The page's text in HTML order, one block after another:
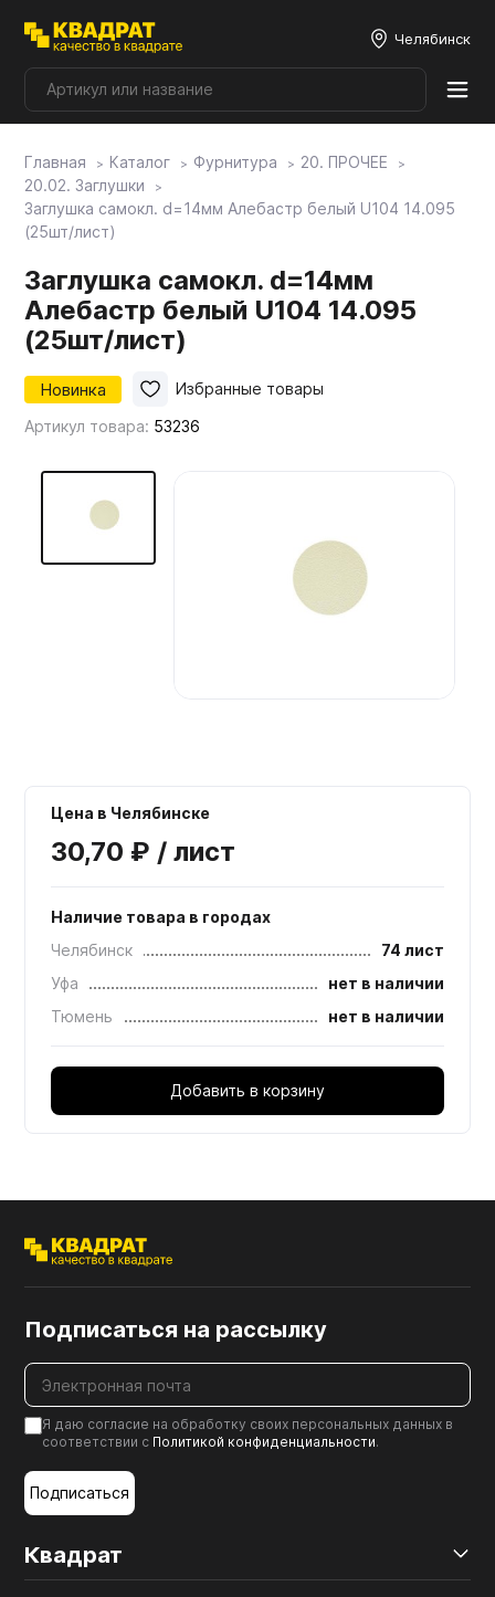
Челябинск
Плитные материалы
Фурнитура
Столешницы
Мой ЭГГЕР
Мебельные образцы, каталоги
Главная Каталог Фурнитура
20. ПРОЧЕЕ
20.02. Заглушки
Заглушка самокл. d=14мм Алебастр белый U104 14.095
(25шт/лист)
Заглушка самокл. d=14мм
Алебастр белый U104 14.095
(25шт/лист)
Новинка
Артикул товара: 53236
Избранные товары
Цена в Челябинске
30,70 ₽ / лист
Наличие товара в городах
Челябинск
74 лист
Уфа
нет в наличии
Тюмень
нет в наличии
Добавить в корзину
Квадрат
Подписаться на рассылку
Я даю согласие на обработку своих персональных данных в
соответствии с Политикой конфиденциальности.
Подписаться